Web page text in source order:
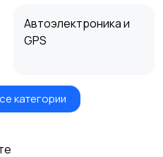
Автоэлектроника и
GPS
Другие запчасти
категории